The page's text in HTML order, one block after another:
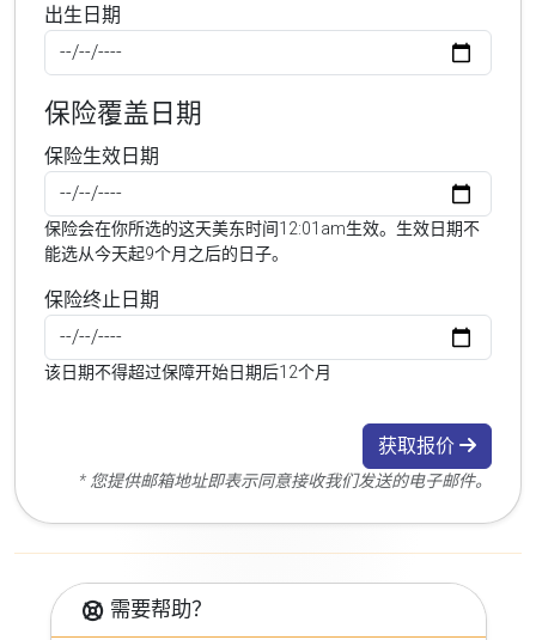
出生日期
保险覆盖日期
保险生效日期
保险会在你所选的这天美东时间12:01am生效。生效日期不
能选从今天起9个月之后的日子。
保险终止日期
该日期不得超过保障开始日期后12个月
获取报价
* 您提供邮箱地址即表示同意接收我们发送的电子邮件。
需要帮助？